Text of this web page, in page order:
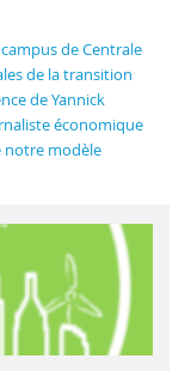
de Centrale
de la transition
de Yannick
économique
notre modèle